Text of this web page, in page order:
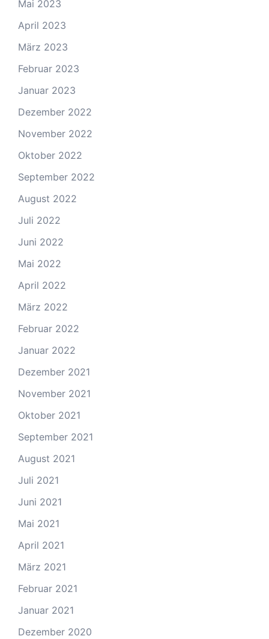
Mai 2023
April 2023
März 2023
Februar 2023
Januar 2023
Dezember 2022
November 2022
Oktober 2022
September 2022
August 2022
Juli 2022
Juni 2022
Mai 2022
April 2022
März 2022
Februar 2022
Januar 2022
Dezember 2021
November 2021
Oktober 2021
September 2021
August 2021
Juli 2021
Juni 2021
Mai 2021
April 2021
März 2021
Februar 2021
Januar 2021
Dezember 2020